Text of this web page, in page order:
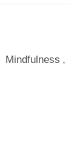
Mindfulness ,